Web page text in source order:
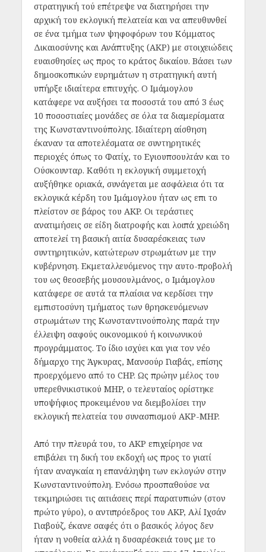
στρατηγική τού επέτρεψε να διατηρήσει την
αρχική του εκλογική πελατεία και να απευθυνθεί
σε ένα τμήμα των ψηφοφόρων του Κόμματος
Δικαιοσύνης και Ανάπτυξης (AKP) με στοιχειώδεις
ευαισθησίες ως προς το κράτος δικαίου. Βάσει των
δημοσκοπικών ευρημάτων η στρατηγική αυτή
υπήρξε ιδιαίτερα επιτυχής. Ο Ιμάμογλου
κατάφερε να αυξήσει τα ποσοστά του από 3 έως
10 ποσοστιαίες μονάδες σε όλα τα διαμερίσματα
της Κωνσταντινούπολης. Ιδιαίτερη αίσθηση
έκαναν τα αποτελέσματα σε συντηρητικές
περιοχές όπως το Φατίχ, το Εγιουπσουλτάν και το
Ούσκουνταρ. Καθότι η εκλογική συμμετοχή
αυξήθηκε οριακά, συνάγεται με ασφάλεια ότι τα
εκλογικά κέρδη του Ιμάμογλου ήταν ως επι το
πλείστον σε βάρος του AKP. Οι τεράστιες
ανατιμήσεις σε είδη διατροφής και λοιπά χρειώδη
αποτελεί τη βασική αιτία δυσαρέσκειας των
συντηρητικών, κατώτερων στρωμάτων με την
κυβέρνηση. Εκμεταλλευόμενος την αυτο-προβολή
του ως θεοσεβής μουσουλμάνος, ο Ιμάμογλου
κατάφερε σε αυτά τα πλαίσια να κερδίσει την
εμπιστοσύνη τμήματος των θρησκευόμενων
στρωμάτων της Κωνσταντινούπολης παρά την
έλλειψη σαφούς οικονομικού ή κοινωνικού
προγράμματος. Το ίδιο ισχύει και για τον νέο
δήμαρχο της Άγκυρας, Μανσούρ Γιαβάς, επίσης
προερχόμενο από το CHP. Ως πρώην μέλος του
υπερεθνικιστικού MHP, ο τελευταίος ορίστηκε
υποψήφιος προκειμένου να διεμβολίσει την
εκλογική πελατεία του συνασπισμού AKP-MHP.
Από την πλευρά του, το AKP επιχείρησε να
επιβάλει τη δική του εκδοχή ως προς το γιατί
ήταν αναγκαία η επανάληψη των εκλογών στην
Κωνσταντινούπολη. Ενόσω προσπαθούσε να
τεκμηριώσει τις αιτιάσεις περί παρατυπιών (στον
πρώτο γύρο), ο αντιπρόεδρος του AKP, Αλί Ιχσάν
Γιαβούζ, έκανε σαφές ότι ο βασικός λόγος δεν
ήταν η νοθεία αλλά η δυσαρέσκειά τους με το